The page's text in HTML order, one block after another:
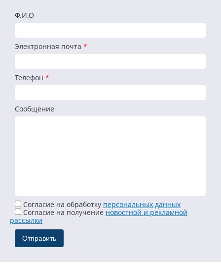
Ф.И.О
Электронная почта *
Телефон *
Сообщение
Согласие на обработку персональных данных
Cогласие на получение новостной и рекламной
рассылки